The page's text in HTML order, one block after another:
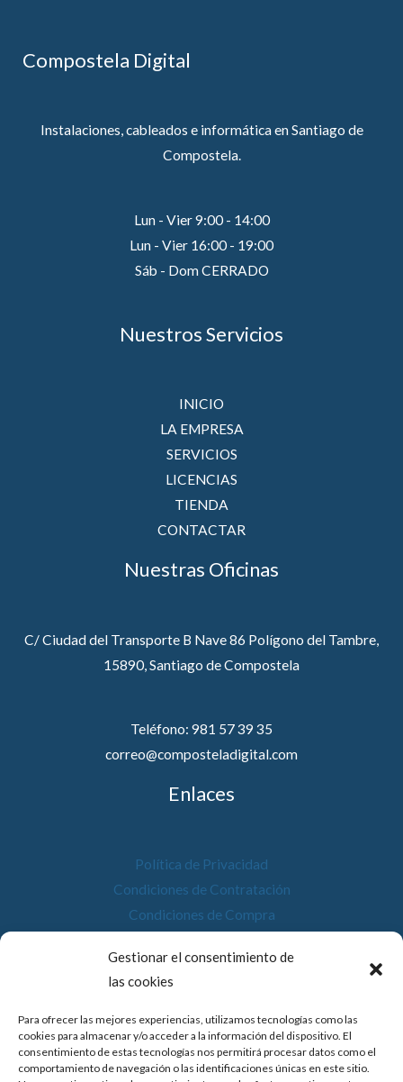
Gestionar el consentimiento de
las cookies
Para ofrecer las mejores experiencias, utilizamos tecnologías como las
cookies para almacenar y/o acceder a la información del dispositivo. El
consentimiento de estas tecnologías nos permitirá procesar datos como el
comportamiento de navegación o las identificaciones únicas en este sitio.
Compostela Digital
Instalaciones, cableados e informática en Santiago de
Compostela.
Lun - Vier 9:00 - 14:00
Lun - Vier 16:00 - 19:00
Sáb - Dom CERRADO
Nuestros Servicios
INICIO
LA EMPRESA
SERVICIOS
LICENCIAS
TIENDA
CONTACTAR
Nuestras Oficinas
C/ Ciudad del Transporte B Nave 86 Polígono del Tambre,
15890, Santiago de Compostela
Teléfono: 981 57 39 35
correo@composteladigital.com
Enlaces
Política de Privacidad
Condiciones de Contratación
Condiciones de Compra
Política de Cookies
Accesibilidad